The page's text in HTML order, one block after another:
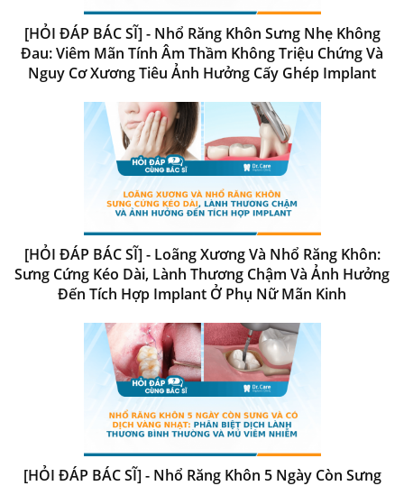
[HỎI ĐÁP BÁC SĨ] - Nhổ Răng Khôn Sưng Nhẹ Không
Đau: Viêm Mãn Tính Âm Thầm Không Triệu Chứng Và
Nguy Cơ Xương Tiêu Ảnh Hưởng Cấy Ghép Implant
[HỎI ĐÁP BÁC SĨ] - Loãng Xương Và Nhổ Răng Khôn:
Sưng Cứng Kéo Dài, Lành Thương Chậm Và Ảnh Hưởng
Đến Tích Hợp Implant Ở Phụ Nữ Mãn Kinh
[HỎI ĐÁP BÁC SĨ] - Nhổ Răng Khôn 5 Ngày Còn Sưng